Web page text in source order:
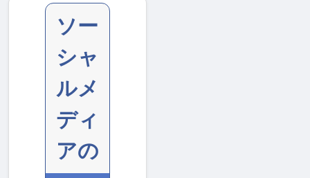
ソー
シャ
ルメ
ディ
アの